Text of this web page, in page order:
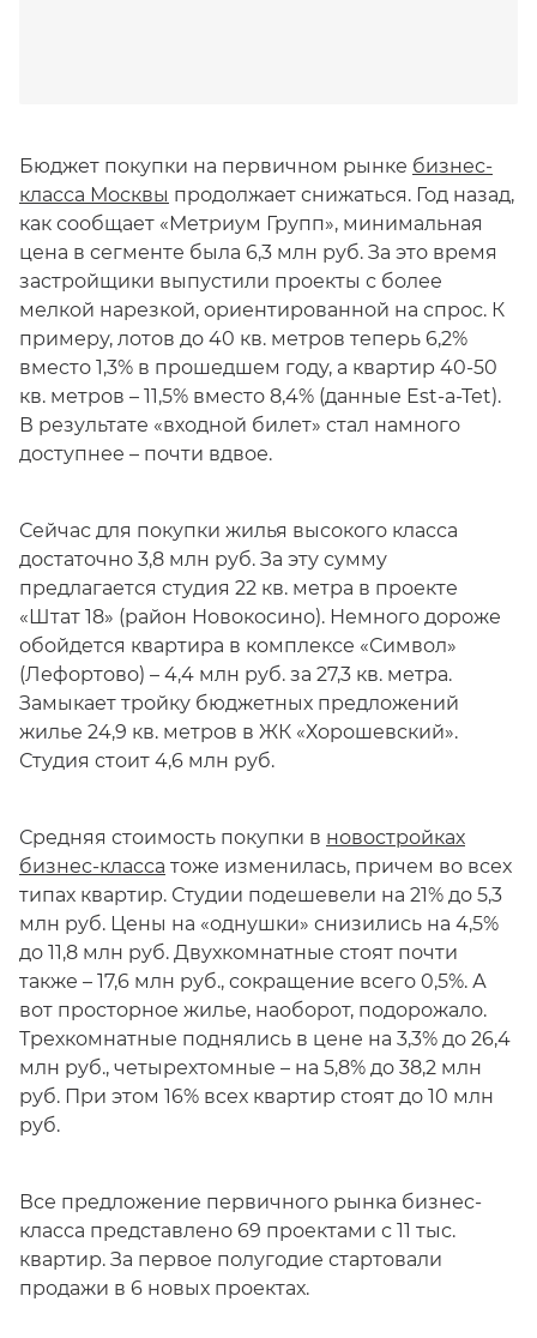
Бюджет покупки на первичном рынке бизнес-
класса Москвы продолжает снижаться. Год назад,
как сообщает «Метриум Групп», минимальная
цена в сегменте была 6,3 млн руб. За это время
застройщики выпустили проекты с более
мелкой нарезкой, ориентированной на спрос. К
примеру, лотов до 40 кв. метров теперь 6,2%
вместо 1,3% в прошедшем году, а квартир 40-50
кв. метров – 11,5% вместо 8,4% (данные Est-a-Tet).
В результате «входной билет» стал намного
доступнее – почти вдвое.
Сейчас для покупки жилья высокого класса
достаточно 3,8 млн руб. За эту сумму
предлагается студия 22 кв. метра в проекте
«Штат 18» (район Новокосино). Немного дороже
обойдется квартира в комплексе «Символ»
(Лефортово) – 4,4 млн руб. за 27,3 кв. метра.
Замыкает тройку бюджетных предложений
жилье 24,9 кв. метров в ЖК «Хорошевский».
Студия стоит 4,6 млн руб.
Средняя стоимость покупки в новостройках
бизнес-класса тоже изменилась, причем во всех
типах квартир. Студии подешевели на 21% до 5,3
млн руб. Цены на «однушки» снизились на 4,5%
до 11,8 млн руб. Двухкомнатные стоят почти
также – 17,6 млн руб., сокращение всего 0,5%. А
вот просторное жилье, наоборот, подорожало.
Трехкомнатные поднялись в цене на 3,3% до 26,4
млн руб., четырехтомные – на 5,8% до 38,2 млн
руб. При этом 16% всех квартир стоят до 10 млн
руб.
Все предложение первичного рынка бизнес-
класса представлено 69 проектами с 11 тыс.
квартир. За первое полугодие стартовали
продажи в 6 новых проектах.